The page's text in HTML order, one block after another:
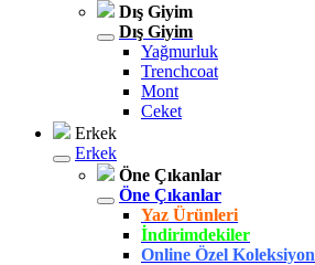
Dış Giyim
Dış Giyim
Yağmurluk
Trenchcoat
Mont
Ceket
Erkek
Erkek
Öne Çıkanlar
Öne Çıkanlar
Yaz Ürünleri
İndirimdekiler
Online Özel Koleksiyon